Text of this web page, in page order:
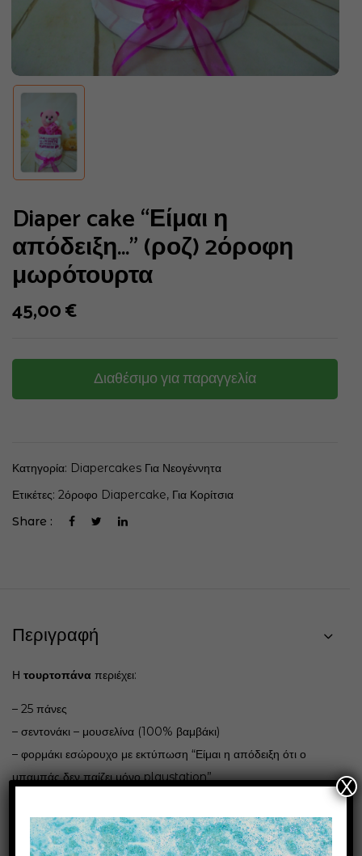
Diaper cake “Είμαι η
απόδειξη…” (ροζ) 2όροφη
μωρότουρτα
45,00€
Διαθέσιμο για παραγγελία
Κατηγορία: Diapercakes Για Νεογέννητα
Ετικέτες: 2όροφο Diapercake, Για Κορίτσια
Share :
Περιγραφή
Η τουρτοπάνα περιέχει:
– 25 πάνες
– σεντονάκι – μουσελίνα (100% βαμβάκι)
– φορμάκι εσώρουχο με εκτύπωση “Είμαι η απόδειξη ότι ο
μπαμπάς δεν παίζει μόνο playstation”
σιλικόνης (& θηλή σιλικόνης)
– λούτρινο αρκουδάκι
X